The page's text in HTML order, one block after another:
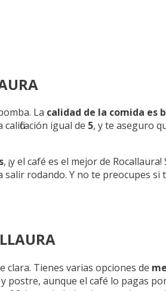
La calidad de la comida es
igual de 5, y te aseguro
, ¡y el café es el mejor de
salir rodando. Y no te preocupes si
clara. Tienes varias opciones de
postre, aunque el café lo pagas